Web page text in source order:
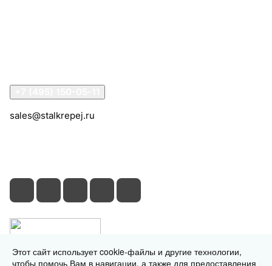
sales@stalkrepej.ru
Этот сайт использует cookie-файлы и другие технологии,
чтобы помочь Вам в навигации, а также для предоставления